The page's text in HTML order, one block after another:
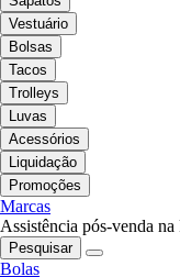
Vestuário
Bolsas
Tacos
Trolleys
Luvas
Acessórios
Liquidação
Promoções
Marcas
Assistência pós-venda na
Pesquisar
Bolas